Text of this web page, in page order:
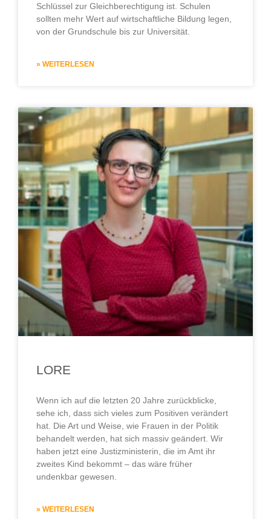
Schlüssel zur Gleichberechtigung ist. Schulen
sollten mehr Wert auf wirtschaftliche Bildung legen,
von der Grundschule bis zur Universität.
» WEITERLESEN
LORE
Wenn ich auf die letzten 20 Jahre zurückblicke,
sehe ich, dass sich vieles zum Positiven verändert
hat. Die Art und Weise, wie Frauen in der Politik
behandelt werden, hat sich massiv geändert. Wir
haben jetzt eine Justizministerin, die im Amt ihr
zweites Kind bekommt – das wäre früher
undenkbar gewesen.
» WEITERLESEN